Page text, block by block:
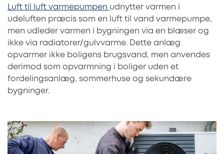
Luft til luft varmepumpen udnytter varmen i
udeluften præcis som en luft til vand varmepumpe,
men udleder varmen i bygningen via en blæser og
ikke via radiatorer/gulvvarme. Dette anlæg
opvarmer ikke boligens brugsvand, men anvendes
derimod som opvarmning i boliger uden et
fordelingsanlæg, sommerhuse og sekundære
bygninger.